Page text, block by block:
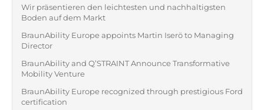
Wir präsentieren den leichtesten und nachhaltigsten
Boden auf dem Markt
BraunAbility Europe appoints Martin Iserö to Managing
Director
BraunAbility and Q’STRAINT Announce Transformative
Mobility Venture
BraunAbility Europe recognized through prestigious Ford
certification